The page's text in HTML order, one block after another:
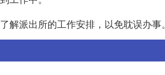
派出所的工作安排，以免耽误办事。